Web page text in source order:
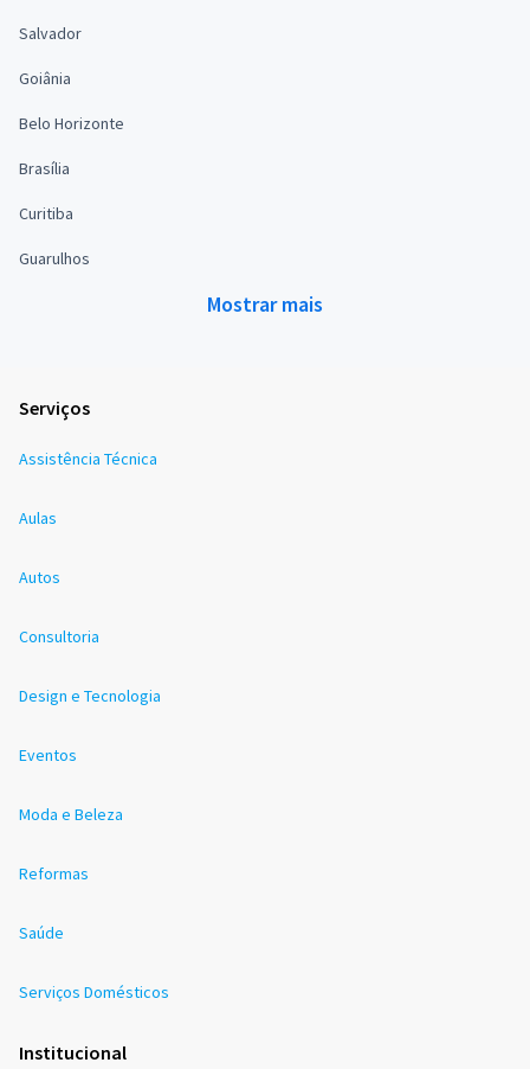
Salvador
Goiânia
Belo Horizonte
Brasília
Curitiba
Guarulhos
Mostrar mais
Serviços
Assistência Técnica
Aulas
Autos
Consultoria
Design e Tecnologia
Eventos
Moda e Beleza
Reformas
Saúde
Serviços Domésticos
Institucional